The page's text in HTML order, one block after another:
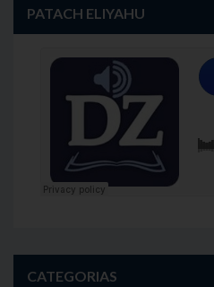
PATACH ELIYAHU
CATEGORIAS